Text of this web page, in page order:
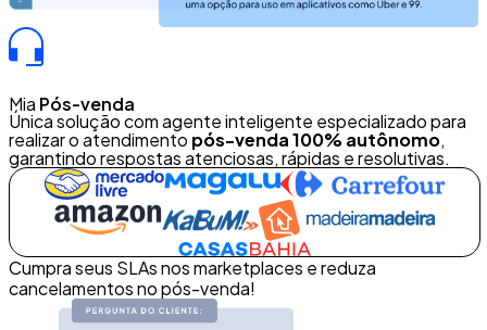
Mia Pós-venda
Única solução com agente inteligente especializado para
realizar o atendimento pós-venda 100% autônomo,
garantindo respostas atenciosas, rápidas e resolutivas.
Cumpra seus SLAs nos marketplaces e reduza
cancelamentos no pós-venda!